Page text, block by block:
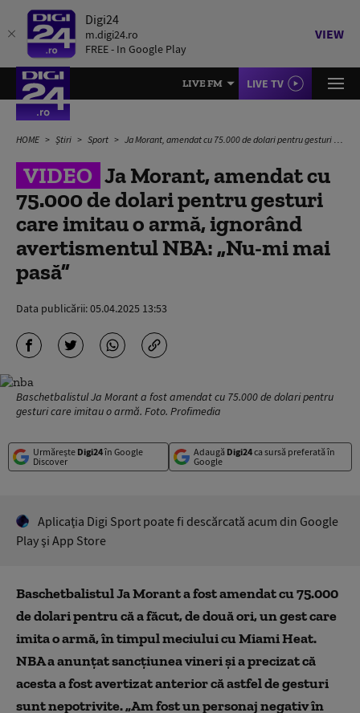
Digi24
m.digi24.ro
FREE - In Google Play
VIEW
LIVE FM LIVE TV
HOME Știri Sport Ja Morant, amendat cu 75.000 de dolari pentru gesturi care imitau o armă, ignorând avertismentul NBA: „Nu-mi mai pasă”
VIDEO Ja Morant, amendat cu
75.000 de dolari pentru gesturi
care imitau o armă, ignorând
avertismentul NBA: „Nu-mi mai
pasă”
Data publicării:05.04.2025 13:53
Baschetbalistul Ja Morant a fost amendat cu 75.000 de dolari pentru
gesturi care imitau o armă. Foto. Profimedia
Urmărește Digi24în Google
Discover
Adaugă Digi24ca sursă preferată în
Google
Aplicaţia Digi Sport poate fi descărcată acum din Google
Play şi App Store
Baschetbalistul Ja Morant a fost amendat cu 75.000
de dolari pentru că a făcut, de două ori, un gest care
imita o armă, în timpul meciului cu Miami Heat.
NBA a anunțat sancțiunea vineri și a precizat că
acesta a fost avertizat anterior că astfel de gesturi
sunt nepotrivite. „Am fost un personaj negativ în